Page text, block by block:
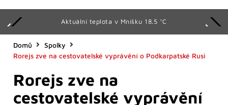
Aktuální teplota v Mníšku 18.5 °C
Domů
Spolky
Rorejs zve na cestovatelské vyprávění o Podkarpatské Rusi
Rorejs zve na
cestovatelské vyprávění